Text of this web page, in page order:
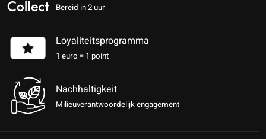
Bereid in 2 uur
Loyaliteitsprogramma
1 euro = 1 point
Nachhaltigkeit
Milieuverantwoordelijk engagement